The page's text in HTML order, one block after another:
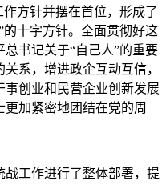
方针并摆在首位，形成了
十字方针。全面贯彻好这
书记关于“自己人”的重要
系，增进政企互动互信，
创业和民营企业创新发展
加紧密地团结在党的周
工作进行了整体部署，提